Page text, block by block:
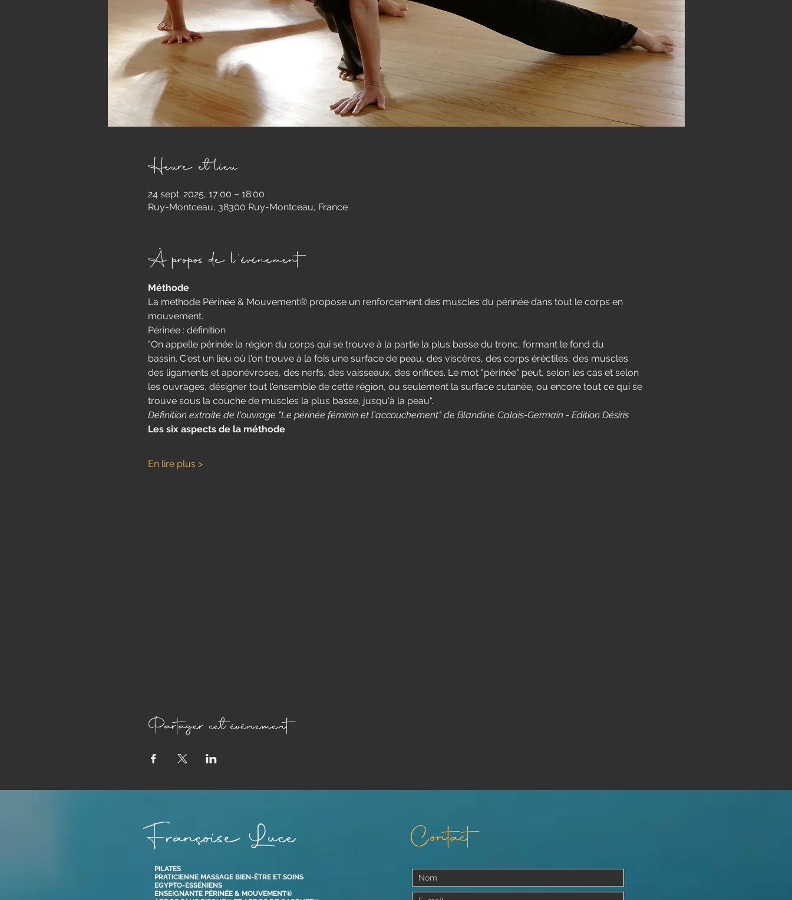
Heure et lieu
24 sept. 2025, 17:00 – 18:00
Ruy-Montceau, 38300 Ruy-Montceau, France
À propos de l'événement
Méthode
​La méthode Périnée & Mouvement® propose un renforcement des muscles du périnée dans tout le corps en
mouvement.​
Périnée : définition
"On appelle périnée la région du corps qui se trouve à la partie la plus basse du tronc, formant le fond du
bassin. C'est un lieu où l'on trouve à la fois une surface de peau, des viscères, des corps éréctiles, des muscles
des ligaments et aponévroses, des nerfs, des vaisseaux, des orifices. Le mot "périnée" peut, selon les cas et selon
les ouvrages, désigner tout l'ensemble de cette région, ou seulement la surface cutanée, ou encore tout ce qui se
trouve sous la couche de muscles la plus basse, jusqu'à la peau".
Définition extraite de l'ouvrage "Le périnée féminin et l'accouchement" de Blandine Calais-Germain - Edition Désiris
​Les six aspects de la méthode
En lire plus >
Partager cet événement
Françoise Luce
PILATES
PRATICIENNE MASSAGE BIEN-ÊTRE ET SOINS
EGYPTO-ESSÉNIENS
ENSEIGNANTE PÉRINÉE & MOUVEMENT®
Contact